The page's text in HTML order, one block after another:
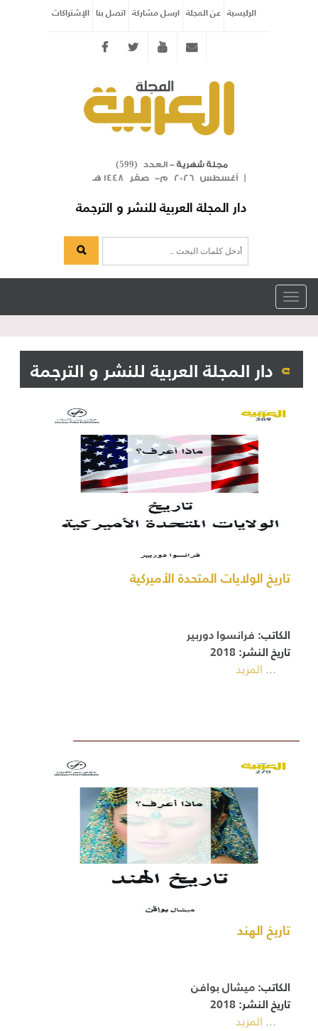
الرئيسية عن المجلة ارسل مشاركة اتصل بنا الإشتراكات
Twitter youtube
مجلة شهرية- العدد ( 599
)
| أغسطس 2026 م- صفر 1448 هـ
دار المجلة العربية للنشر و الترجمة
Toggle
navigation
دار المجلة العربية للنشر و الترجمة
تاريخ الولايات المتحدة الأميركية
الكاتب:فرانسوا دوربير
تاريخ النشر:2018
...المزيد
تاريخ الهند
الكاتب:ميشال بوافن
تاريخ النشر:2018
...المزيد